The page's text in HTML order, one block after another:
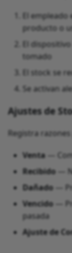
El
producto o
El
tomado
El stock se
Se activan
Ajustes de
Registra
Venta —
Recibido —
Dañado —
Vencido —
pasada
Ajuste de